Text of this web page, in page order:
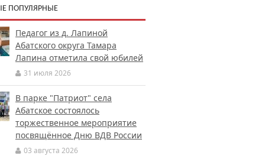
ПОПУЛЯРНЫЕ
Педагог из д. Лапиной
Абатского округа Тамара
Лапина отметила свой юбилей
31 июля 2026
В парке "Патриот" села
Абатское состоялось
торжественное мероприятие
посвящённое Дню ВДВ России
03 августа 2026